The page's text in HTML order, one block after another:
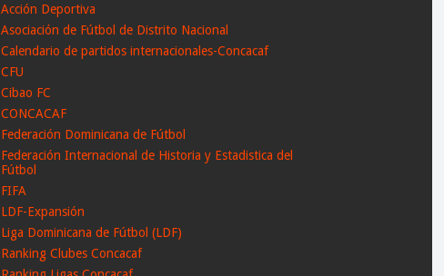
Acción Deportiva
Asociación de Fútbol de Distrito Nacional
Calendario de partidos internacionales-Concacaf
CFU
Cibao FC
CONCACAF
Federación Dominicana de Fútbol
Federación Internacional de Historia y Estadistica del
Fútbol
FIFA
LDF-Expansión
Liga Dominicana de Fútbol (LDF)
Ranking Clubes Concacaf